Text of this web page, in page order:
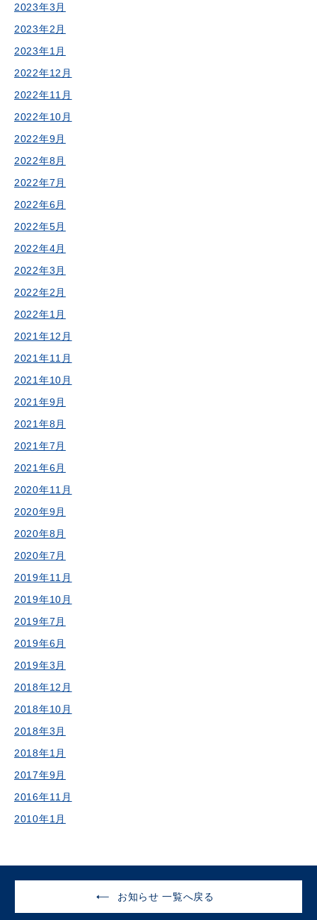
2023年3月
2023年2月
2023年1月
2022年12月
2022年11月
2022年10月
2022年9月
2022年8月
2022年7月
2022年6月
2022年5月
2022年4月
2022年3月
2022年2月
2022年1月
2021年12月
2021年11月
2021年10月
2021年9月
2021年8月
2021年7月
2021年6月
2020年11月
2020年9月
2020年8月
2020年7月
2019年11月
2019年10月
2019年7月
2019年6月
2019年3月
2018年12月
2018年10月
2018年3月
2018年1月
2017年9月
2016年11月
2010年1月
お知らせ 一覧へ戻る